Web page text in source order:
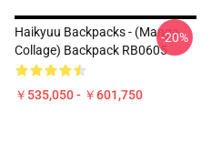
Haikyuu Backpacks - (Manga
Collage) Backpack RB0605
￥535,050 - ￥601,750
-20%